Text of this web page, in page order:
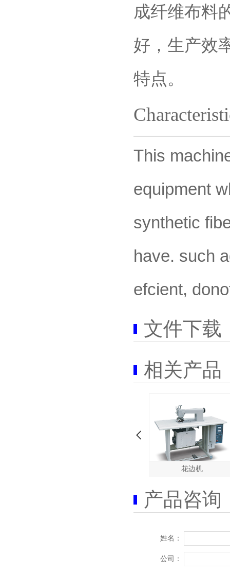
成纤维布料
好，生产效
特点。
This
equipment
synthetic
have. such
efcient,
文件下载
相关产品
无纺布生产线
产品咨询
姓名：
公司：